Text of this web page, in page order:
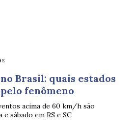
Brasil: quais estados
fenômeno
acima de 60 km/h são
sábado em RS e SC